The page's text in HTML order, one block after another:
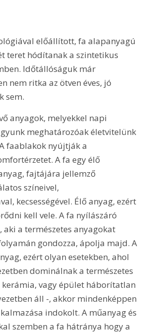
előállított, fa alapanyagú
teret hódítanak a szintetikus
Időtállóságuk már
nem ritka az ötven éves, jó
sem.
anyagok, melyekkel napi
meghatározóak életvitelünk
faablakok nyújtják a
A fa egy élő
fajtájára jellemző
színeivel,
kecsességével. Élő anyag, ezért
kell vele. A fa nyílászáró
a természetes anyagokat
gondozza, ápolja majd. A
ezért olyan esetekben, ahol
dominálnak a természetes
kerámia, vagy épület háborítatlan
áll -, akkor mindenképpen
indokolt. A műanyag és
szemben a fa hátránya hogy a